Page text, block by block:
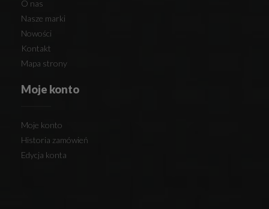
O nas
Nasze marki
Nowości
Kontakt
Mapa strony
Moje konto
Moje konto
Historia zamówień
Edycja konta